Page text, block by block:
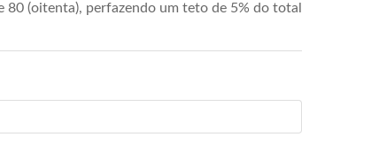
80 (oitenta), perfazendo um teto de 5% do total